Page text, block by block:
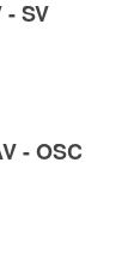
- SV
- OSC